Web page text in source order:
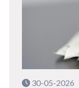
30-05-2026